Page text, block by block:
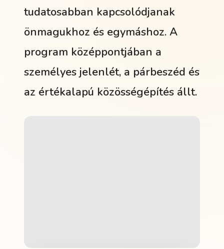
tudatosabban kapcsolódjanak
önmagukhoz és egymáshoz. A
program középpontjában a
személyes jelenlét, a párbeszéd és
az értékalapú közösségépítés állt.